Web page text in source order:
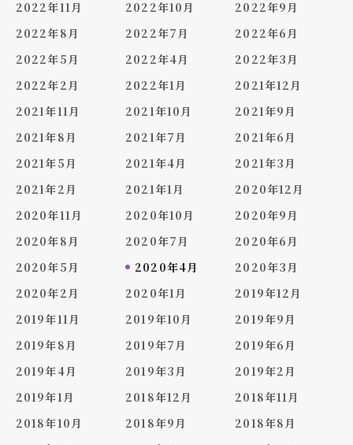
2022年11月 2022年10月
2022年9月
2022年8月
2022年7月
2022年6月
2022年5月
2022年4月
2022年3月
2022年2月
2022年1月
2021年12月
2021年11月
2021年10月
2021年9月
2021年8月
2021年7月
2021年6月
2021年5月
2021年4月
2021年3月
2021年2月
2021年1月
2020年12月
2020年11月
2020年10月
2020年9月
2020年8月
2020年7月
2020年6月
2020年5月
2020年4月
2020年3月
2020年2月
2020年1月
2019年12月
2019年11月
2019年10月
2019年9月
2019年8月
2019年7月
2019年6月
2019年4月
2019年3月
2019年2月
2019年1月
2018年12月
2018年11月
2018年10月
2018年9月
2018年8月